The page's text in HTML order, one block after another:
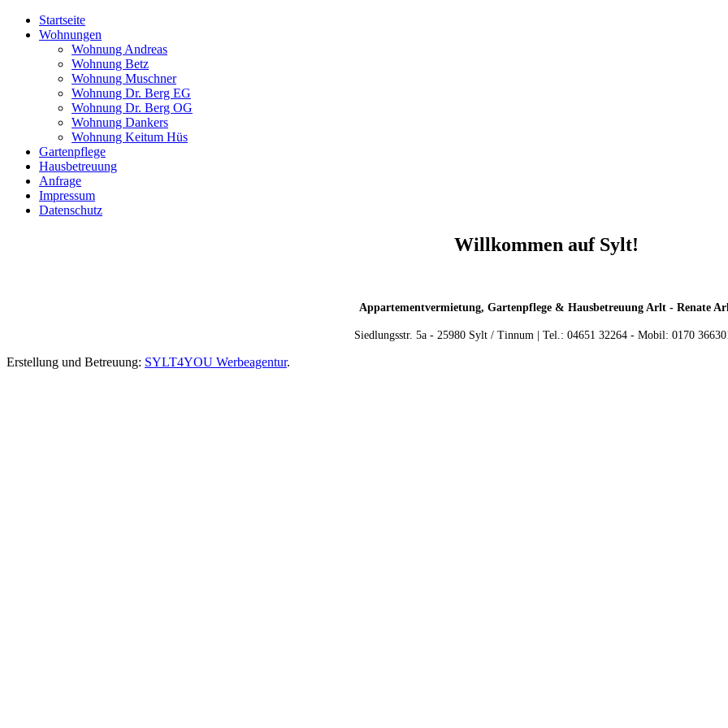
Startseite
Wohnungen
Wohnung Andreas
Wohnung Betz
Wohnung Muschner
Wohnung Dr. Berg EG
Wohnung Dr. Berg OG
Wohnung Dankers
Wohnung Keitum Hüs
Gartenpflege
Hausbetreuung
Anfrage
Impressum
Datenschutz
Willkommen auf Sylt!
Appartementvermietung, Gartenpflege & Hausbetreuung Arlt - Renate
Siedlungsstr. 5a - 25980 Sylt / Tinnum | Tel.: 04651 32264 - Mobil: 0170
Erstellung und Betreuung: SYLT4YOU Werbeagentur.